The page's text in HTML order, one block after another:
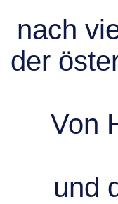
nach
der
Von
und